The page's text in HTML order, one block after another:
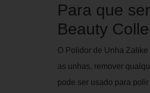
Para que
Beauty
O Polidor de Unha
as unhas, remover
pode ser usado para